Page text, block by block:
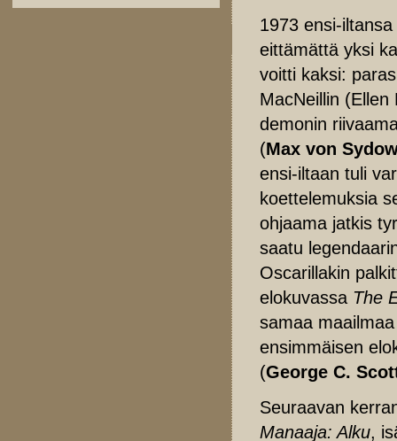
1973 ensi-
eittämättä yksi
voitti kaksi:
MacNeillin
demonin
(Max von
ensi-iltaan tuli
koettelemuksia
ohjaama jatkis
saatu
Oscarillakin
elokuvassa The
samaa
ensimmäisen
(George C.
Seuraavan
Manaaja: Alku,